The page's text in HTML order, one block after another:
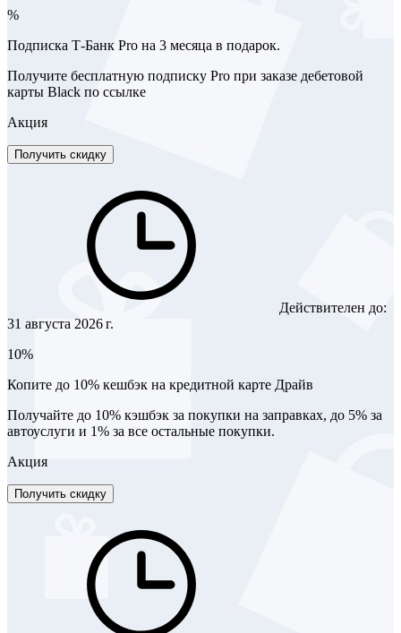
%
Подписка Т-Банк Pro на 3 месяца в подарок.
Получите бесплатную подписку Pro при заказе дебетовой
карты Black по ссылке
Акция
Получить скидку
Действителен до:
31 августа 2026 г.
10%
Копите до 10% кешбэк на кредитной карте Драйв
Получайте до 10% кэшбэк за покупки на заправках, до 5% за
автоуслуги и 1% за все остальные покупки.
Акция
Получить скидку